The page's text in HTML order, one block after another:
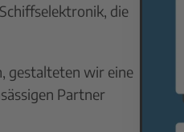
die
gestalteten wir eine
Partner